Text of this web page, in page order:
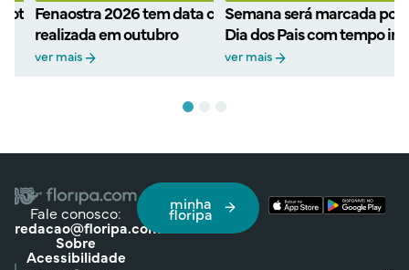
roteiro para celebrar a
Fenaostra 2026 tem data confirmada: festa será
realizada em outubro
ver mais
Semana será marcada
Dia dos Pais com tempo
ver mais
Fale conosco:
redacao@floripa.com
Sobre
Acessibilidade
minha
floripa